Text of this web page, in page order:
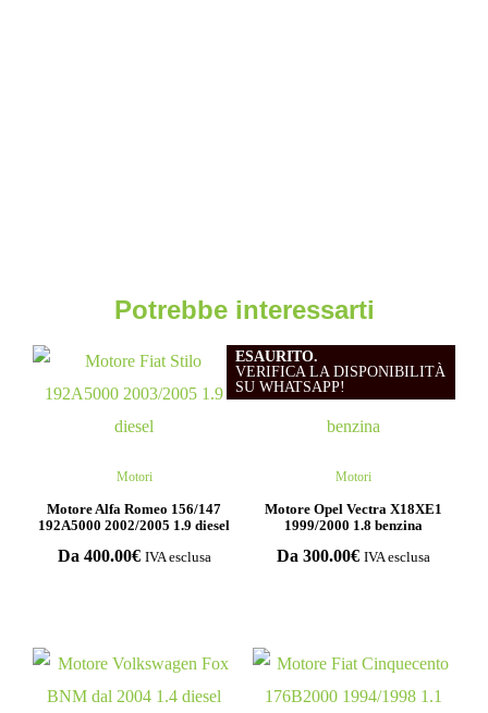
Potrebbe interessarti
Motori
Motore Alfa Romeo 156/147
192A5000 2002/2005 1.9 diesel
Da 400.00€ IVA esclusa
Motori
ESAURITO.
VERIFICA LA DISPONIBILITÀ
SU WHATSAPP!
Motore Opel Vectra X18XE1
1999/2000 1.8 benzina
Da 300.00€ IVA esclusa